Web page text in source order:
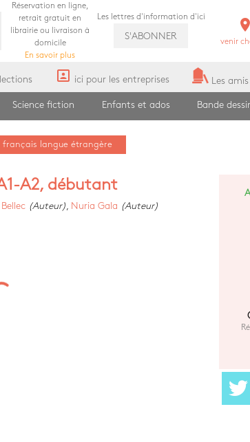
Réservation en ligne,
retrait gratuit en
librairie ou livraison à
domicile
En savoir plus
Les lettres d'information d'ici
S'ABONNER
room
venir
portrait ici pour les entreprises Les
Science fiction Enfants et ados Bande
français langue étrangère
A2, débutant
(Auteur) Nuria Gala (Auteur)